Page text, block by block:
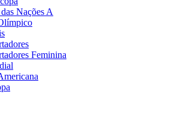
Nações A
Feminina